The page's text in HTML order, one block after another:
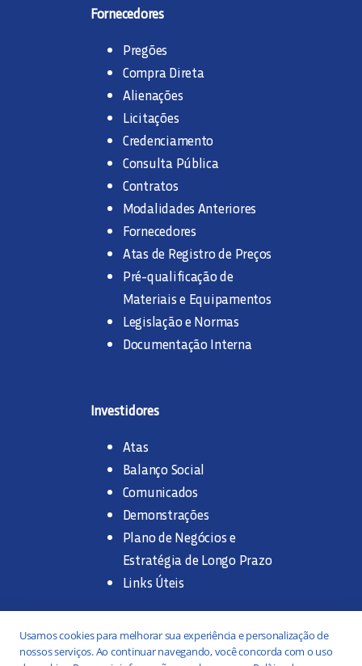
Fornecedores
Pregões
Compra Direta
Alienações
Licitações
Credenciamento
Consulta Pública
Contratos
Modalidades Anteriores
Fornecedores
Atas de Registro de Preços
Pré-qualificação de
Materiais e Equipamentos
Legislação e Normas
Documentação Interna
Investidores
Atas
Balanço Social
Comunicados
Demonstrações
Plano de Negócios e
Estratégia de Longo Prazo
Links Úteis
Trabalhe na SANASA
Usamos cookies para melhorar sua experiência e personalização de
nossos serviços. Ao continuar navegando, você concorda com o uso